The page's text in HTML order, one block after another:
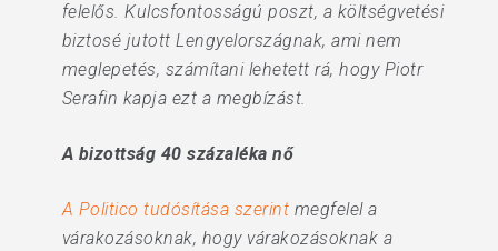
felelős. Kulcsfontosságú poszt, a költségvetési
biztosé jutott Lengyelországnak, ami nem
meglepetés, számítani lehetett rá, hogy Piotr
Serafin kapja ezt a megbízást.
A bizottság 40 százaléka nő
A Politico tudósítása szerint megfelel a
várakozásoknak, hogy várakozásoknak a